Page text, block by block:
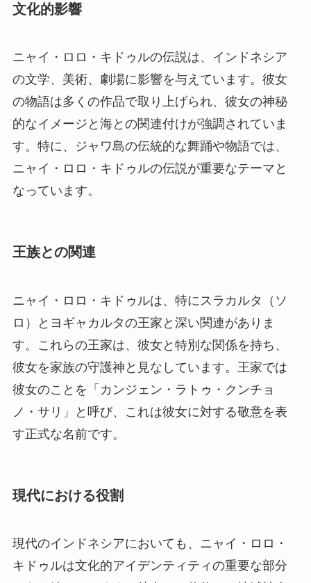
文化的影響
ニャイ・ロロ・キドゥルの伝説は、インドネシア
の文学、美術、劇場に影響を与えています。彼女
の物語は多くの作品で取り上げられ、彼女の神秘
的なイメージと海との関連付けが強調されていま
す。特に、ジャワ島の伝統的な舞踊や物語では、
ニャイ・ロロ・キドゥルの伝説が重要なテーマと
なっています。
王族との関連
ニャイ・ロロ・キドゥルは、特にスラカルタ（ソ
ロ）とヨギャカルタの王家と深い関連がありま
す。これらの王家は、彼女と特別な関係を持ち、
彼女を家族の守護神と見なしています。王家では
彼女のことを「カンジェン・ラトゥ・クンチョ
ノ・サリ」と呼び、これは彼女に対する敬意を表
す正式な名前です。
現代における役割
現代のインドネシアにおいても、ニャイ・ロロ・
キドゥルは文化的アイデンティティの重要な部分